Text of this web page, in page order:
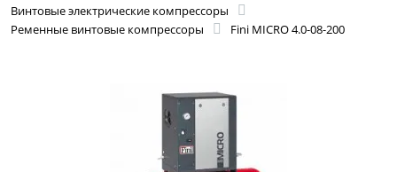
Винтовые электрические компрессоры
Ременные винтовые компрессоры
Fini MICRO 4.0-08-200